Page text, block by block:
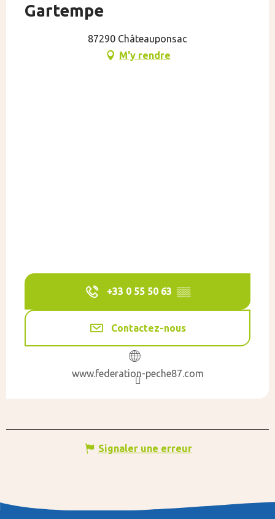
Gartempe
87290 Châteauponsac
M'y rendre
+33 0 55 50 63 ▒▒
Contactez-nous
www.federation-peche87.com
Signaler une erreur